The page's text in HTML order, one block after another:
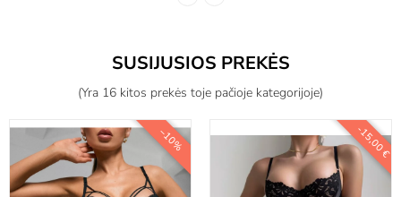
SUSIJUSIOS PREKĖS
(Yra 16 kitos prekės toje pačioje kategorijoje)
−10% -15,00 €